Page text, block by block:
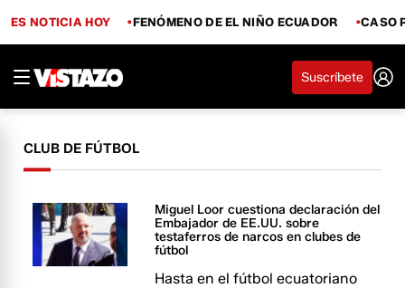
ES NOTICIA HOY FENÓMENO DE EL NIÑO ECUADOR CASO
Suscríbete
CLUB DE FÚTBOL
Miguel Loor cuestiona declaración del
Embajador de EE.UU. sobre
testaferros de narcos en clubes de
fútbol
Hasta en el fútbol ecuatoriano